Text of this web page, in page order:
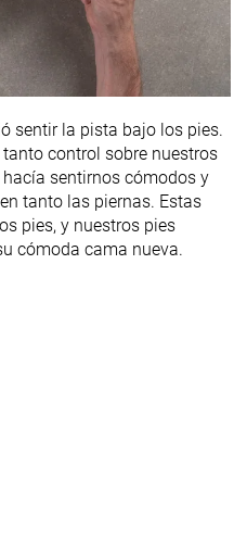
sentir la pista bajo los pies.
control sobre nuestros
sentirnos cómodos y
tanto las piernas. Estas
pies, y nuestros pies
cómoda cama nueva.